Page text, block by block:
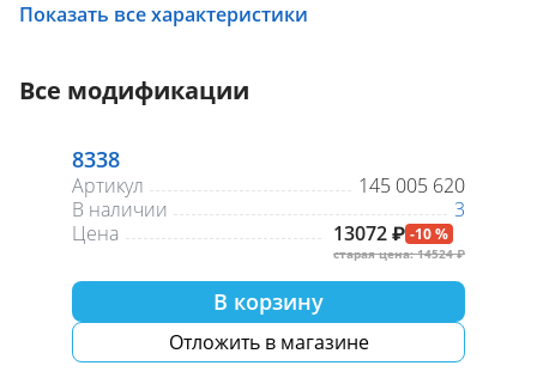
Показать все характеристики
Все модификации
8338
Артикул
145 005 620
В наличии
3
Цена
13072 ₽ -10 %
старая цена: 14524 ₽
В корзину
Отложить в магазине